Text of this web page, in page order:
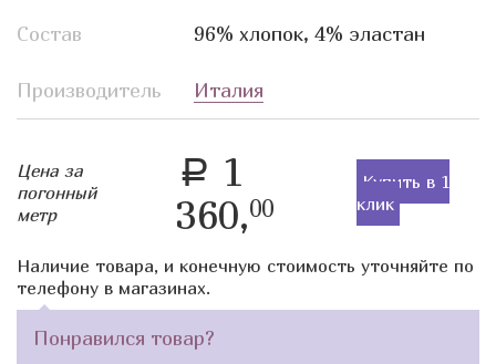
Состав 96% хлопок, 4% эластан
Производитель Италия
Цена за
погонный
метр
a
1
360,00
Купить в 1
клик
Наличие товара, и конечную стоимость уточняйте по
телефону в магазинах.
Понравился товар?